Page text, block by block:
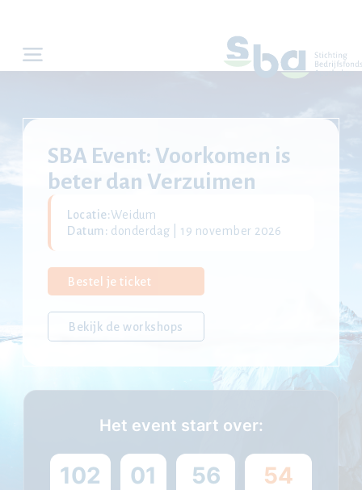
SBA Event: Voorkomen is
beter dan Verzuimen
Locatie:
Datum:
Weidum
donderdag | 19 november 2026
Bestel je ticket
Bekijk de workshops
Het event start over:
102 01 56 54